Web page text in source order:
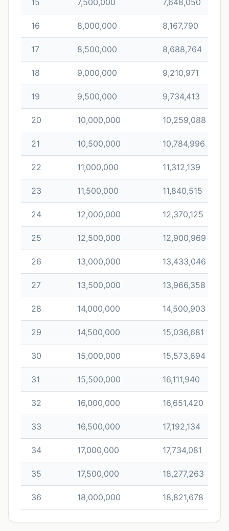
15 7,500,000 7,648,050
16 8,000,000 8,167,790
17 8,500,000 8,688,764
18 9,000,000 9,210,971
19 9,500,000 9,734,413
20 10,000,000 10,259,088
21 10,500,000 10,784,996
22 11,000,000 11,312,139
23 11,500,000 11,840,515
24 12,000,000 12,370,125
25 12,500,000 12,900,969
26 13,000,000 13,433,046
27 13,500,000 13,966,358
28 14,000,000 14,500,903
29 14,500,000 15,036,681
30 15,000,000 15,573,694
31 15,500,000 16,111,940
32 16,000,000 16,651,420
33 16,500,000 17,192,134
34 17,000,000 17,734,081
35 17,500,000 18,277,263
36 18,000,000 18,821,678